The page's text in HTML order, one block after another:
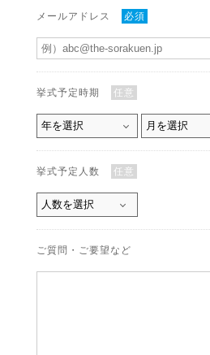
メールアドレス 必須
挙式予定時期 任意
挙式予定人数 任意
ご質問・ご要望など